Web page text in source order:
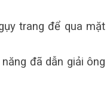
trang để qua mặt
đã dẫn giải ông